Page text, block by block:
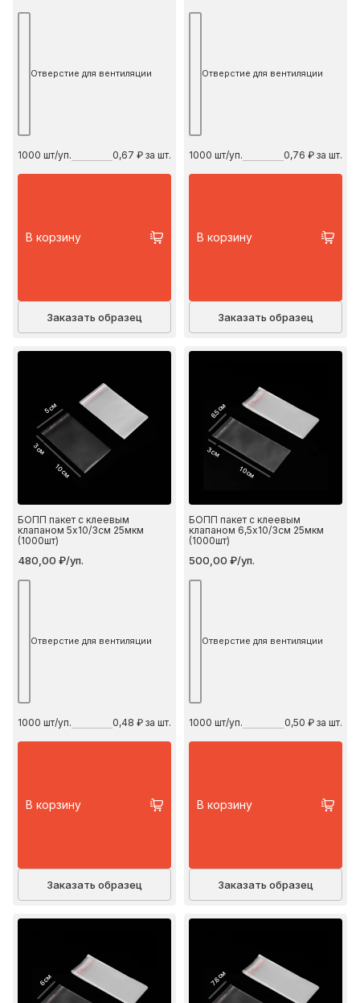
Отверстие для вентиляции
1000 шт/уп. 0,67 ₽ за шт.
В корзину
Заказать образец
Отверстие для вентиляции
1000 шт/уп. 0,76 ₽ за шт.
В корзину
Заказать образец
5 см
3 см
10 см
БОПП пакет с клеевым
клапаном 5х10/3см 25мкм
(1000шт)
480,00 ₽/уп.
Отверстие для вентиляции
1000 шт/уп. 0,48 ₽ за шт.
В корзину
Заказать образец
6.5 см
3 см
10 см
БОПП пакет с клеевым
клапаном 6,5х10/3см 25мкм
(1000шт)
500,00 ₽/уп.
Отверстие для вентиляции
1000 шт/уп. 0,50 ₽ за шт.
В корзину
Заказать образец
6 см 7.6 см